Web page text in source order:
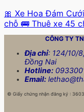
🎀 Xe Hoa Đám Cưới
chỗ 🚌 Thuê xe 45
CÔNG TY
Địa chỉ: 124/10/
Đồng Nai
Hotline:
Email:
©Giấy chứng nhận đăng ký :